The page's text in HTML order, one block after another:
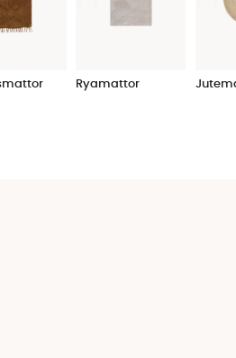
storlek som passar för just din
Eller har du en stor soffgrupp
är det ett beslut man sällan
viskosmatta för att matcha
inredning, såsom so
matta online på ett tryggt,
din köpupplevelse ska vara
ett par dagar, då vi skickar alla
Ryamattor